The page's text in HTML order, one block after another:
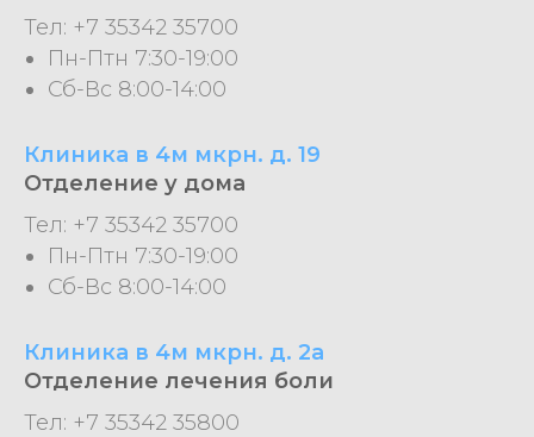
Тел: +7 35342 35700
Пн-Птн 7:30-19:00
Сб-Вс 8:00-14:00
Клиника в 4м мкрн. д. 19
Отделение у дома
Тел: +7 35342 35700
Пн-Птн 7:30-19:00
Сб-Вс 8:00-14:00
Клиника в 4м мкрн. д. 2а
Отделение лечения боли
Тел: +7 35342 35800